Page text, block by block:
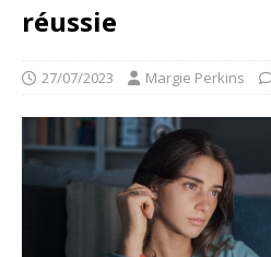
réussie
27/07/2023 Margie Perkins